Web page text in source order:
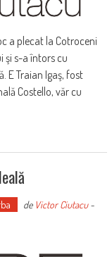
a plecat la Cotroceni
şi s-a întors cu
E Traian Igaş, fost
Costello, văr cu
de Victor Ciutacu-